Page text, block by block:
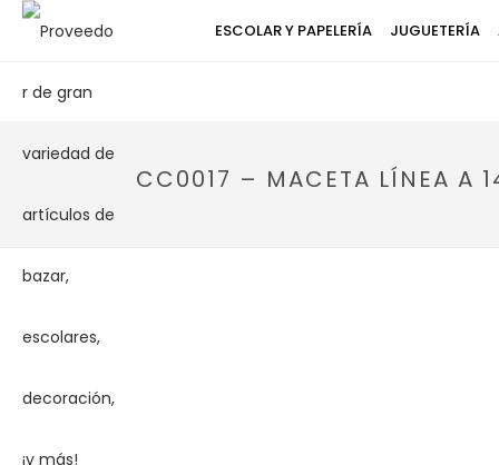
ESCOLAR Y PAPELERÍA JUGUETERÍA
CC0017 – MACETA LÍNEA A